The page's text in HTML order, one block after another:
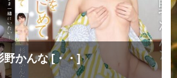
野かんな [・・]